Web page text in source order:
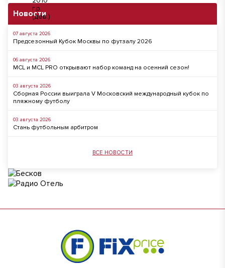
Новости
07 августа 2026
Предсезонный Кубок Москвы по футзалу 2026
06 августа 2026
MCL и MCL PRO открывают набор команд на осенний сезон!
03 августа 2026
Сборная России выиграла V Московский международный кубок по
пляжному футболу
03 августа 2026
Стань футбольным арбитром
ВСЕ НОВОСТИ